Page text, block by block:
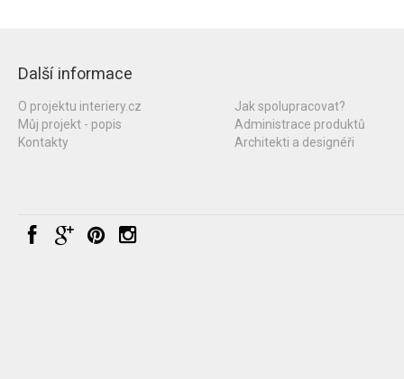
Další informace
O projektu interiery.cz
Můj projekt - popis
Kontakty
Jak spolupracovat?
Administrace produktů
Architekti a designéři